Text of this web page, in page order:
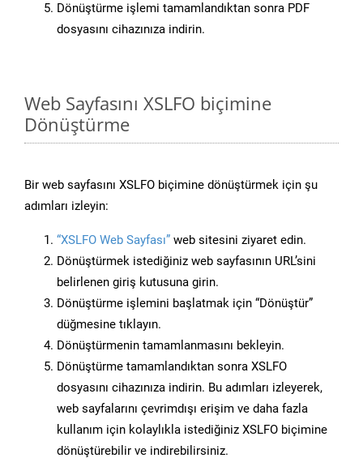
Dönüştürme işlemi tamamlandıktan sonra PDF
dosyasını cihazınıza indirin.
Web Sayfasını XSLFO biçimine
Dönüştürme
Bir web sayfasını XSLFO biçimine dönüştürmek için şu
adımları izleyin:
“XSLFO Web Sayfası” web sitesini ziyaret edin.
Dönüştürmek istediğiniz web sayfasının URL’sini
belirlenen giriş kutusuna girin.
Dönüştürme işlemini başlatmak için “Dönüştür”
düğmesine tıklayın.
Dönüştürmenin tamamlanmasını bekleyin.
Dönüştürme tamamlandıktan sonra XSLFO
dosyasını cihazınıza indirin. Bu adımları izleyerek,
web sayfalarını çevrimdışı erişim ve daha fazla
kullanım için kolaylıkla istediğiniz XSLFO biçimine
dönüştürebilir ve indirebilirsiniz.